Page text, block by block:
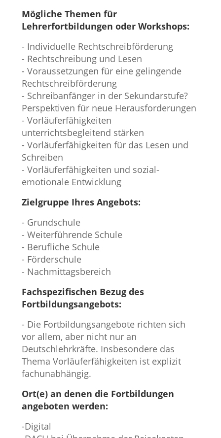
Mögliche Themen für
Lehrerfortbildungen oder Workshops:
- Individuelle Rechtschreibförderung
- Rechtschreibung und Lesen
- Voraussetzungen für eine gelingende
Rechtschreibförderung
- Schreibanfänger in der Sekundarstufe?
Perspektiven für neue Herausforderungen
- Vorläuferfähigkeiten
unterrichtsbegleitend stärken
- Vorläuferfähigkeiten für das Lesen und
Schreiben
- Vorläuferfähigkeiten und sozial-
emotionale Entwicklung
Zielgruppe Ihres Angebots:
- Grundschule
- Weiterführende Schule
- Berufliche Schule
- Förderschule
- Nachmittagsbereich
Fachspezifischen Bezug des
Fortbildungsangebots:
- Die Fortbildungsangebote richten sich
vor allem, aber nicht nur an
Deutschlehrkräfte. Insbesondere das
Thema Vorläuferfähigkeiten ist explizit
fachunabhängig.
Ort(e) an denen die Fortbildungen
angeboten werden:
-Digital